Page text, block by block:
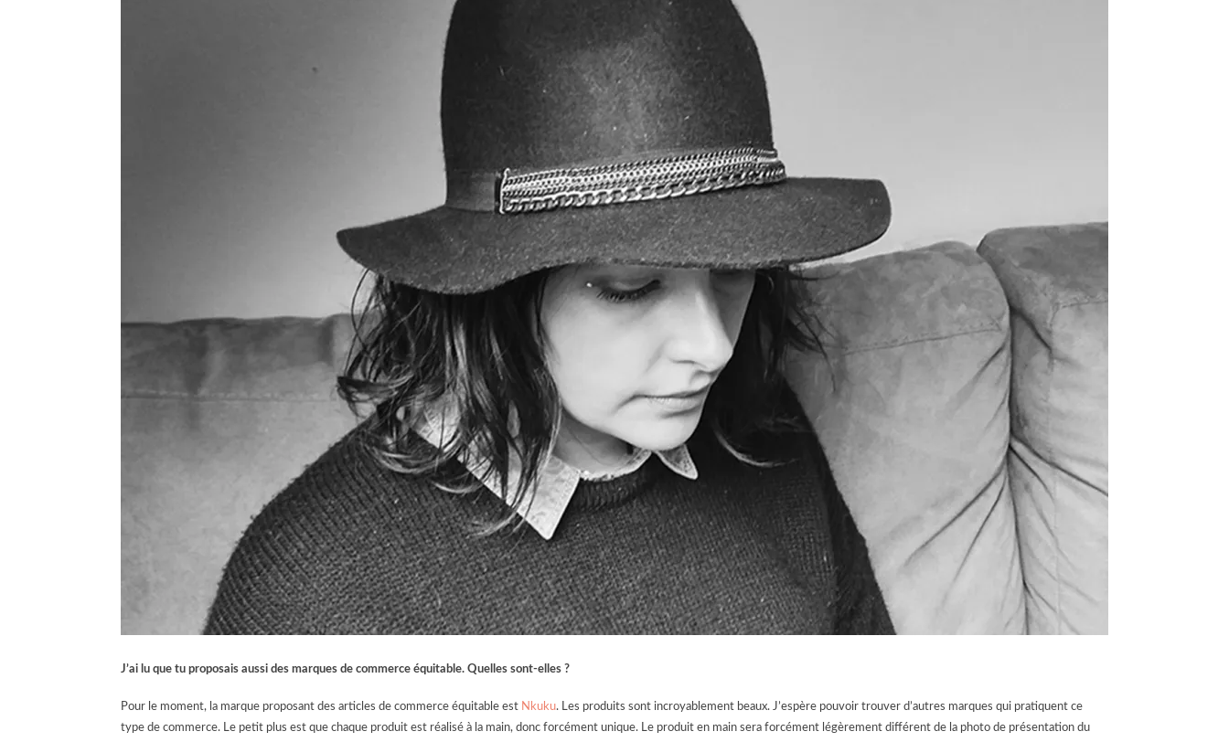
J’ai lu que tu proposais aussi des marques de commerce équitable. Quelles sont-elles ?
Pour le moment, la marque proposant des articles de commerce équitable est Nkuku. Les produits sont incroyablement beaux. J’espère pouvoir trouver d’autres marques qui pratiquent ce
type de commerce. Le petit plus est que chaque produit est réalisé à la main, donc forcément unique. Le produit en main sera forcément légèrement différent de la photo de présentation du